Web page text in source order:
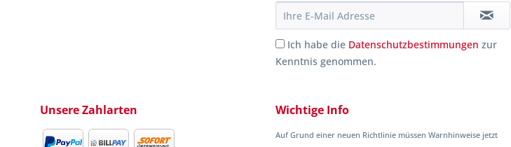
Ich habe die Datenschutzbestimmungen zur
Kenntnis genommen.
Unsere Zahlarten Wichtige Info
Auf Grund einer neuen Richtlinie müssen Warnhinweise jetzt